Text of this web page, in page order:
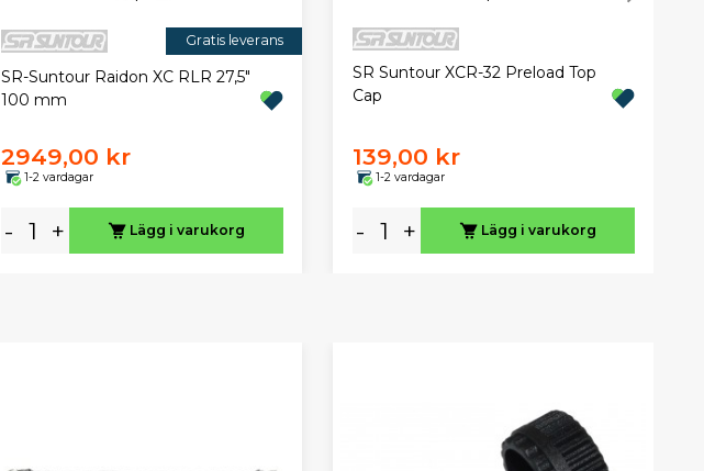
Gratis leverans
SR-Suntour Raidon XC RLR 27,5"
100 mm
2949,00 kr
1-2 vardagar
- + Lägg i varukorg
SR Suntour XCR-32 Preload Top
Cap
139,00 kr
1-2 vardagar
- + Lägg i varukorg